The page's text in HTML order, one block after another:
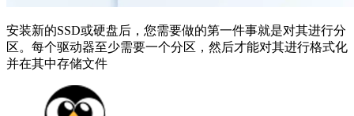
安装新的SSD或硬盘后，您需要做的第一件事就是对其进行分
区。每个驱动器至少需要一个分区，然后才能对其进行格式化
并在其中存储文件